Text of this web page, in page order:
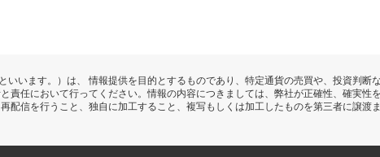
います。）は、 情報提供を目的とするものであり、特定通貨の売買や、投資判断
任において行ってください。情報の内容につきましては、弊社が正確性、確実
配信を行うこと、独自に加工すること、複写もしくは加工したものを第三者に譲